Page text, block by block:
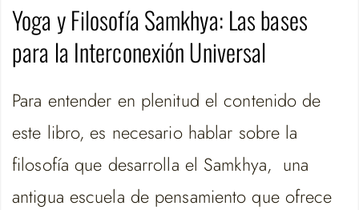
Yoga y Filosofía Samkhya: Las bases
para la Interconexión Universal
Para entender en plenitud el contenido de
este libro, es necesario hablar sobre la
filosofía que desarrolla el Samkhya, una
antigua escuela de pensamiento que ofrece